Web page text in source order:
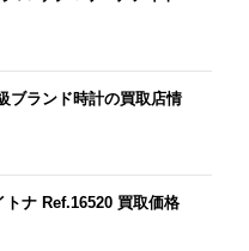
ブランド時計の買取店情
トナ Ref.16520 買取価格